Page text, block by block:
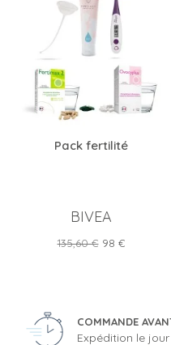
Pack fertilité
BIVEA
Prix
135,60 € Prix
98 €
COMMANDE
Expédition le